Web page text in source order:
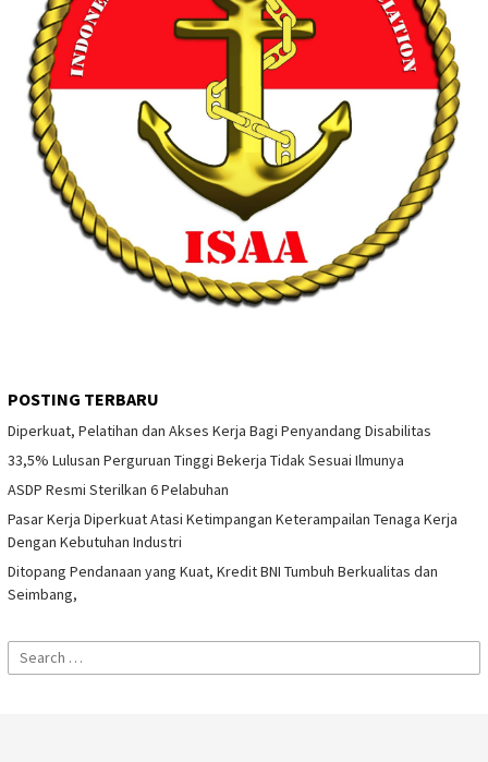
POSTING TERBARU
Diperkuat, Pelatihan dan Akses Kerja Bagi Penyandang Disabilitas
33,5% Lulusan Perguruan Tinggi Bekerja Tidak Sesuai Ilmunya
ASDP Resmi Sterilkan 6 Pelabuhan
Pasar Kerja Diperkuat Atasi Ketimpangan Keterampailan Tenaga Kerja
Dengan Kebutuhan Industri
Ditopang Pendanaan yang Kuat, Kredit BNI Tumbuh Berkualitas dan
Seimbang,
Search
for: